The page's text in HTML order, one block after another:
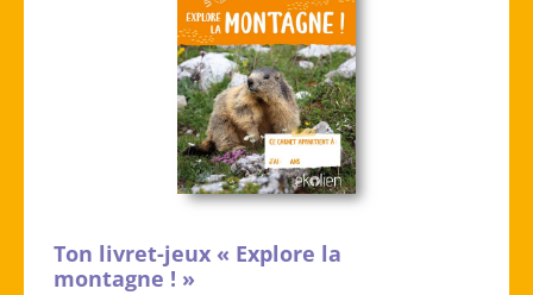
Ton livret-jeux « Explore la
montagne ! »